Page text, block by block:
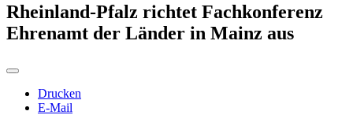
Rheinland-Pfalz richtet Fachkonferenz
Ehrenamt der Länder in Mainz aus
Drucken
E-Mail